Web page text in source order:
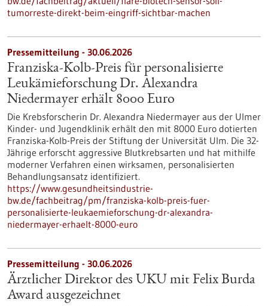
tumorreste-direkt-beim-eingriff-sichtbar-machen
Pressemitteilung - 30.06.2026
Franziska-Kolb-Preis für personalisierte
Leukämieforschung Dr. Alexandra
Niedermayer erhält 8000 Euro
Die Krebsforscherin Dr. Alexandra Niedermayer aus der Ulmer
Kinder- und Jugendklinik erhält den mit 8000 Euro dotierten
Franziska-Kolb-Preis der Stiftung der Universität Ulm. Die 32-
Jährige erforscht aggressive Blutkrebsarten und hat mithilfe
moderner Verfahren einen wirksamen, personalisierten
Behandlungsansatz identifiziert.
https://www.gesundheitsindustrie-
bw.de/fachbeitrag/pm/franziska-kolb-preis-fuer-
personalisierte-leukaemieforschung-dr-alexandra-
niedermayer-erhaelt-8000-euro
Pressemitteilung - 30.06.2026
Ärztlicher Direktor des UKU mit Felix Burda
Award ausgezeichnet